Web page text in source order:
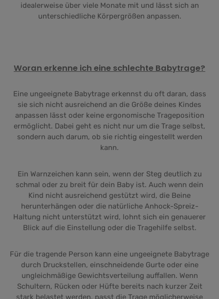
idealerweise über viele Monate mit und lässt sich an
unterschiedliche Körpergrößen anpassen.
Woran erkenne ich eine schlechte Babytrage?
Eine ungeeignete Babytrage erkennst du oft daran, dass
sie sich nicht ausreichend an die Größe deines Kindes
anpassen lässt oder keine ergonomische Trageposition
ermöglicht. Dabei geht es nicht nur um die Trage selbst,
sondern auch darum, ob sie richtig eingestellt werden
kann.
Ein Warnzeichen kann sein, wenn der Steg deutlich zu
schmal oder zu breit für dein Baby ist. Auch wenn dein
Kind nicht ausreichend gestützt wird, die Beine
herunterhängen oder die natürliche Anhock-Spreiz-
Haltung nicht unterstützt wird, lohnt sich ein genauerer
Blick auf die Einstellung oder die Tragehilfe selbst.
Für die tragende Person kann eine ungeeignete Babytrage
durch Druckstellen, einschneidende Gurte oder eine
ungleichmäßige Gewichtsverteilung auffallen. Wenn
Schultern, Rücken oder Hüfte bereits nach kurzer Zeit
stark belastet werden, passt die Trage möglicherweise